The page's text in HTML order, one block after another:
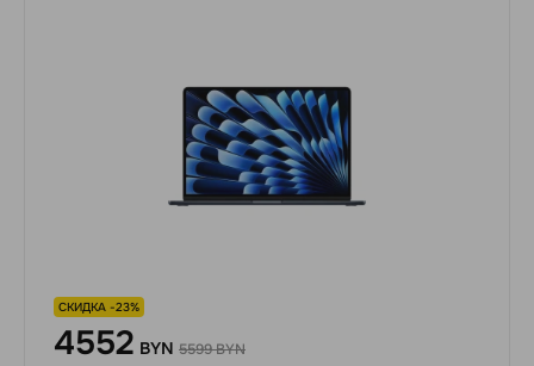
СКИДКА -23%
4552 BYN 5599 BYN